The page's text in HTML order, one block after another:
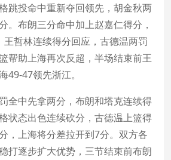
跳投命中重新夺回领先，胡金秋两
。布朗三分命中加上赵嘉仁得分，
哲林连续得分回应，古德温两罚
帮助上海再次反超，半场结束前王
49-47领先浙江。
全中先拿两分，布朗和塔克连续得
状态出色连续砍分，古德温上篮得
，上海将分差拉开到7分。双方各
打逐步扩大优势，三节结束前布朗